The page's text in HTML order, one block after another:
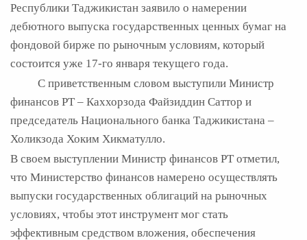
Республики Таджикистан заявило о намерении
дебютного выпуска государственных ценных бумаг на
фондовой бирже по рыночным условиям, который
состоится уже 17-го января текущего года.
С приветственным словом выступили Министр
финансов РТ – Каххорзода Файзиддин Саттор и
председатель Национального банка Таджикистана –
Холикзода Хоким Хикматулло.
В своем выступлении Министр финансов РТ отметил,
что Министерство финансов намерено осуществлять
выпуски государственных облигаций на рыночных
условиях, чтобы этот инструмент мог стать
эффективным средством вложения, обеспечения